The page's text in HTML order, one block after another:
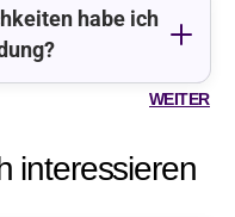
habe ich
WEITER
interessieren